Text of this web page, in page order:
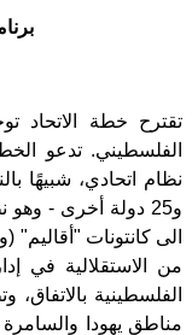
تقترح خطة الاتحاد
الفلسطيني. تدعو
نظام اتحادي، شبيهًا
و25 دولة أخرى -
الى كانتونات
من الاستقلالية في
الفلسطينية بالاتفاق،
مناطق يهودا والسامرة